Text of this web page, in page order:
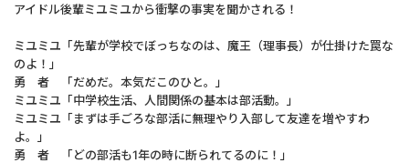
アイドル後輩ミユミユから衝撃の事実を聞かされる！
ミユミユ「先輩が学校でぼっちなのは、魔王（理事長）が仕掛けた罠な
のよ！」
勇 者 「だめだ。本気だこのひと。」
ミユミユ「中学校生活、人間関係の基本は部活動。」
ミユミユ「まずは手ごろな部活に無理やり入部して友達を増やすわ
よ。」
勇 者 「どの部活も1年の時に断られてるのに！」